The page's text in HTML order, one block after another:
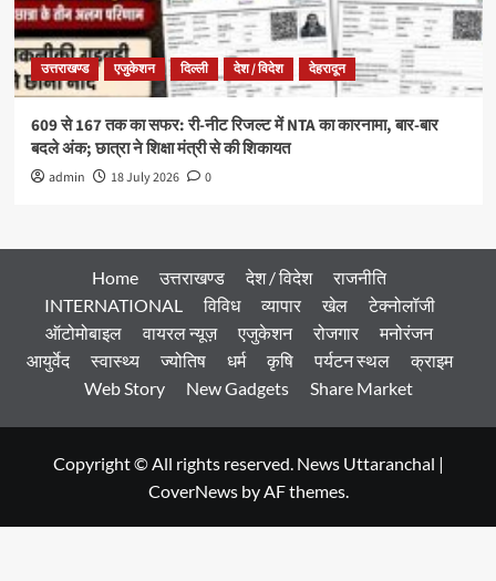
उत्तराखण्ड एजुकेशन दिल्ली देश / विदेश देहरादून
609 से 167 तक का सफर: री-नीट रिजल्ट में NTA का कारनामा, बार-बार
बदले अंक; छात्रा ने शिक्षा मंत्री से की शिकायत
admin 18 July 2026 0
Home उत्तराखण्ड देश / विदेश
राजनीति
INTERNATIONAL
विविध व्यापार खेल
टेक्नोलॉजी
ऑटोमोबाइल
वायरल न्यूज़ एजुकेशन रोजगार
मनोरंजन
आयुर्वेद
स्वास्थ्य ज्योतिष धर्म कृषि पर्यटन स्थल
क्राइम
Web Story
New Gadgets Share Market
Copyright © All rights reserved. News Uttaranchal |
CoverNewsby AF themes.